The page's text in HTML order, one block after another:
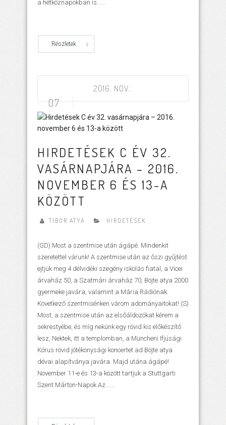
a hétközna­pokban is......
Részletek
2016. NOV..
07
HIRDETÉSEK C ÉV 32.
VASÁRNAPJÁRA – 2016.
NOVEMBER 6 ÉS 13-A
KÖZÖTT
TIBOR ATYA HIRDETÉSEK
(GD) Most a szentmise után ágápé. Mindenkit
szeretettel várunk! A szentmise után az őszi gyűjtést
ejtjük meg 4 délvidéki szegény iskolás fiatal, a Vicei
árvaház 50, a Szatmári árvaház 70, Böjte atya 2000
gyermeke javára, valamint a Mária Rádiónak.
Következő szentmisénken várom adományaitokat! (S)
Most, a szentmise után az elsőáldozókat kérem a
sekrestyébe, és míg nekünk egy rövid kis előkészítő
lesz, Nektek, itt a templomban, a Müncheni Ifjúsági
Kórus rövid jótékonysági koncertet ad Böjte atya
dévai alapítványa javára. Majd utána ágápé!
November 11-e és 13-a között tartjuk a Stuttgarti
Szent Márton-Napok Az......